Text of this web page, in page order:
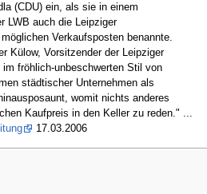
(CDU) ein, als sie in einem
LWB auch die Leipziger
Verkaufsposten benannte.
Külow, Vorsitzender der Leipziger
im fröhlich-unbeschwerten Stil von
städtischer Unternehmen als
womit nichts anderes
Kaufpreis in den Keller zu reden." ...
17.03.2006